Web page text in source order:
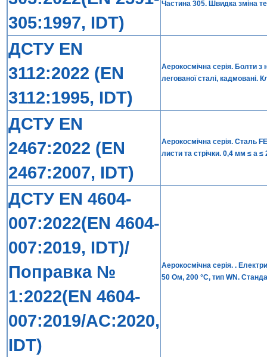
305:1997, IDT)
Частина 305. Швидка зміна
ДСТУ EN
3112:2022 (EN
3112:1995, IDT)
Аерокосмічна серія. Болти
легованої сталі,
ДСТУ EN
2467:2022 (EN
2467:2007, IDT)
Аерокосмічна серія. Сталь
листи та стрічки. 0,4 мм ≤ a
ДСТУ EN 4604-
007:2022(EN 4604-
007:2019, IDT)/
Поправка №
1:2022(EN 4604-
007:2019/AC:2020,
IDT)
Аерокосмічна серія. .
50 Ом, 200 °C, тип WN.